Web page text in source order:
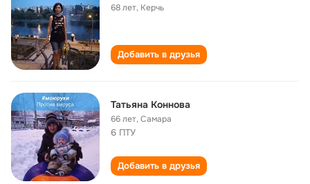
68 лет, Керчь
Добавить в друзья
Татьяна Коннова
66 лет,Самара
6 ПТУ
Добавить в друзья